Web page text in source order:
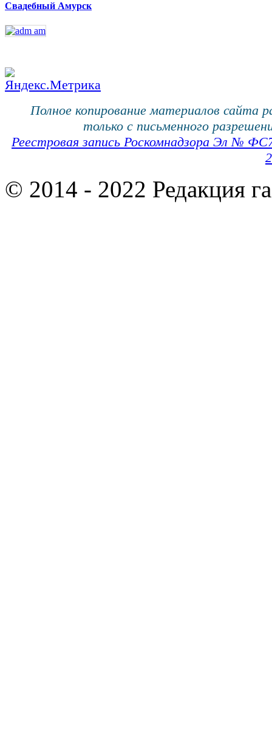
Свадебный Амурск
Полное копирование материалов сайта
только с письменного
Реестровая запись Роскомнадзора Эл №
© 2014 - 2022 Редакция